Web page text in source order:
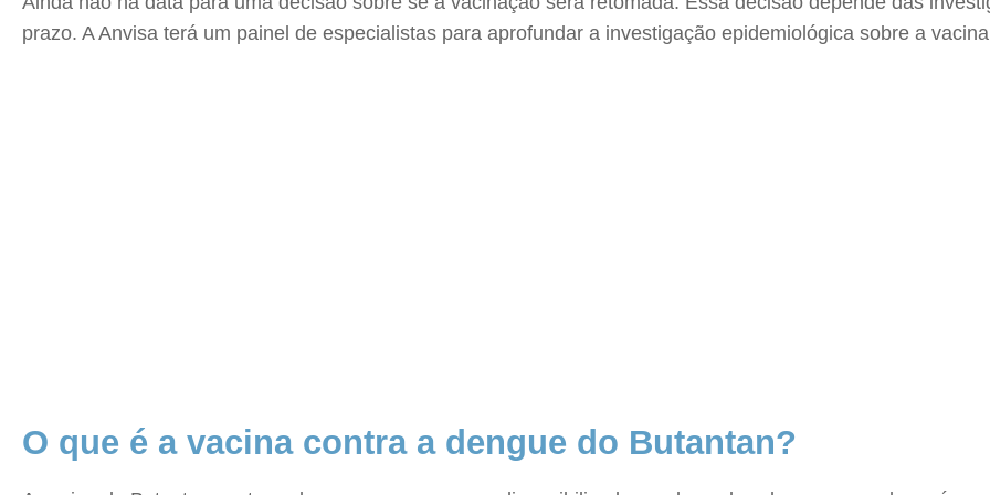
prazo. A Anvisa terá um painel de especialistas para aprofundar a investigação epidemiológica sobre a
O que é a vacina contra a dengue do Butantan?